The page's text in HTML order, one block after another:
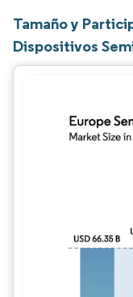
Tamaño y
Dispositivos